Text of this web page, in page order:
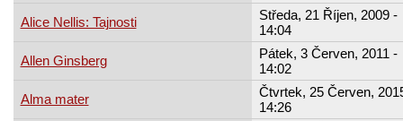
Alice Nellis: Tajnosti
Středa, 21 Říjen, 2009 -
14:04
Allen Ginsberg
Pátek, 3 Červen, 2011 -
14:02
Alma mater
Čtvrtek, 25 Červen,
14:26